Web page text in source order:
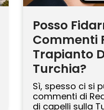
Posso
Commenti
Trapianto
Turchia?
Sì, spesso ci si
commenti di
di capelli sulla